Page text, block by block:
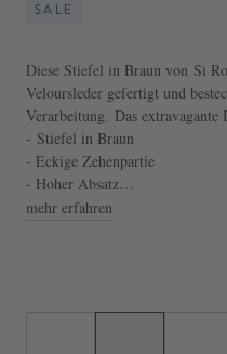
SALE
Diese Stiefel in Braun von Si
Veloursleder gefertigt und
Verarbeitung. Das extravagante
skulpturalen Absatz und einen
- Stiefel in Braun
- Eckige Zehenpartie
- Hoher Absatz
- Ledersohle mit Logo-Prägung,
mehr erfahren